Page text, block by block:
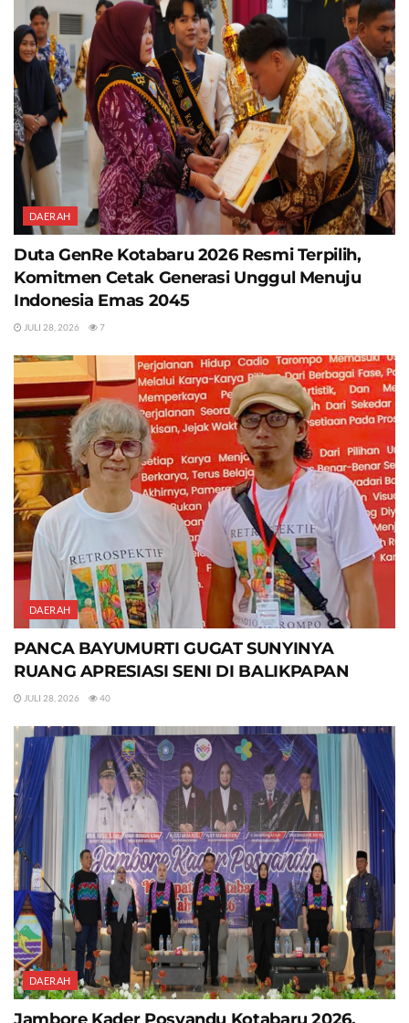
DAERAH
Duta GenRe Kotabaru 2026 Resmi Terpilih,
Komitmen Cetak Generasi Unggul Menuju
Indonesia Emas 2045
JULI 28, 2026 7
DAERAH
PANCA BAYUMURTI GUGAT SUNYINYA
RUANG APRESIASI SENI DI BALIKPAPAN
JULI 28, 2026 40
DAERAH